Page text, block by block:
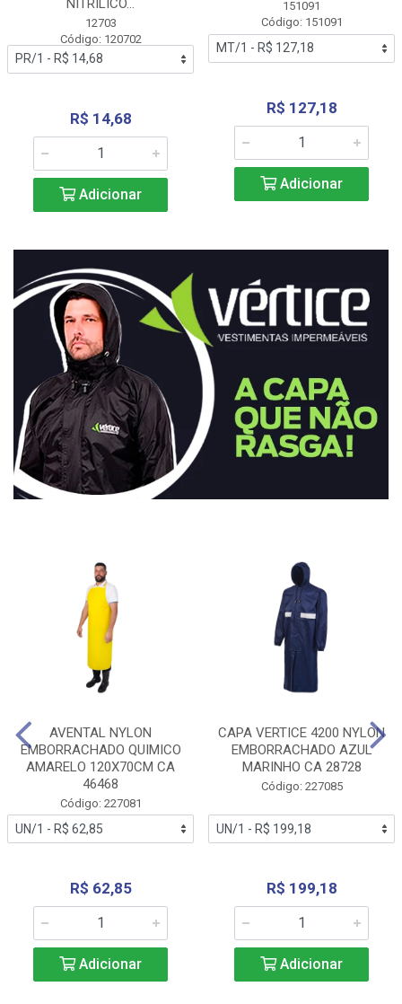
NITRÍLICO...
12703
Código: 120702
R$ 14,68
Adicionar
151091
Código: 151091
R$ 127,18
Adicionar
AVENTAL NYLON
EMBORRACHADO QUIMICO
AMARELO 120X70CM CA
46468
Código: 227081
R$ 62,85
Adicionar
CAPA VERTICE 4200 NYLON
EMBORRACHADO AZUL
MARINHO CA 28728
Código: 227085
R$ 199,18
Adicionar